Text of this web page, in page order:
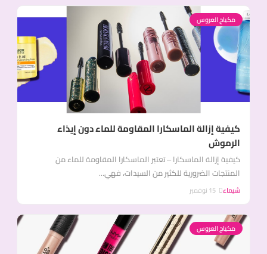
مكياج العروس
كيفية إزالة الماسكارا المقاومة للماء دون إيذاء
الرموش
كيفية إزالة الماسكارا – تعتبر الماسكارا المقاومة للماء من
المنتجات الضرورية للكثير من السيدات، فهي...
شيماء
مكياج العروس